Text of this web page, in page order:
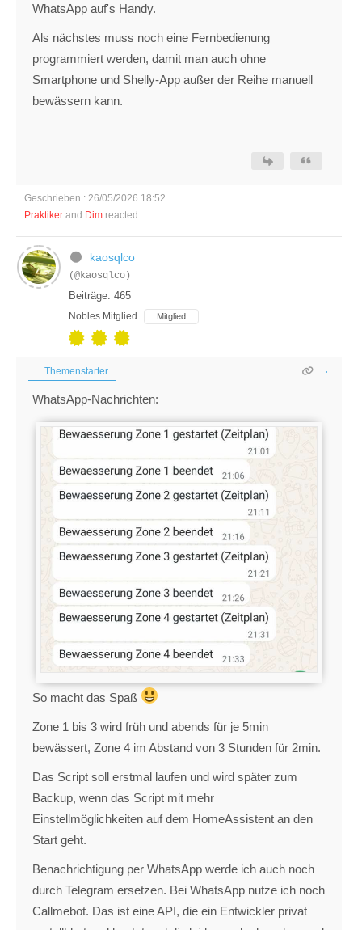
WhatsApp auf's Handy.
Als nächstes muss noch eine Fernbedienung
programmiert werden, damit man auch ohne
Smartphone und Shelly-App außer der Reihe manuell
bewässern kann.
Geschrieben : 26/05/2026 18:52
Praktiker and Dim reacted
kaosqlco
(@kaosqlco)
Beiträge: 465
Nobles Mitglied Mitglied
Themenstarter
WhatsApp-Nachrichten:
So macht das Spaß
Zone 1 bis 3 wird früh und abends für je 5min
bewässert, Zone 4 im Abstand von 3 Stunden für 2min.
Das Script soll erstmal laufen und wird später zum
Backup, wenn das Script mit mehr
Einstellmöglichkeiten auf dem HomeAssistent an den
Start geht.
Benachrichtigung per WhatsApp werde ich auch noch
durch Telegram ersetzen. Bei WhatsApp nutze ich noch
Callmebot. Das ist eine API, die ein Entwickler privat